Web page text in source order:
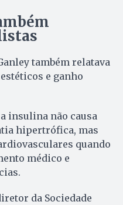
também relatava
e ganho
insulina não causa
hipertrófica, mas
quando
médico e
da Sociedade